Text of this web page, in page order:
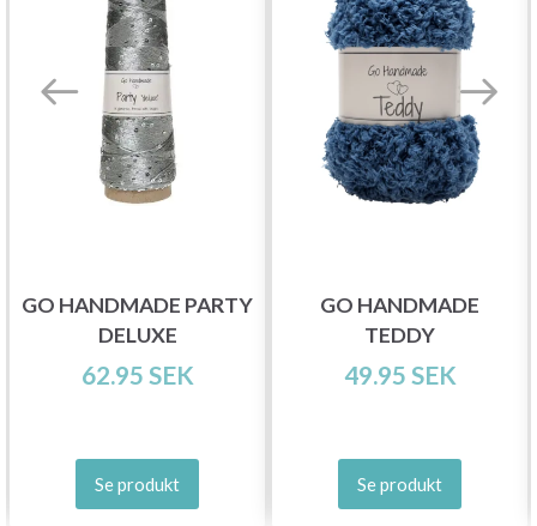
GO HANDMADE PARTY
DELUXE
62.95 SEK
Se produkt
GO HANDMADE
TEDDY
49.95 SEK
Se produkt